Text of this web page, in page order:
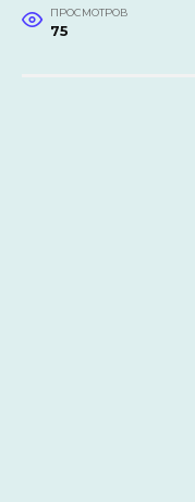
ПРОСМОТРОВ
75